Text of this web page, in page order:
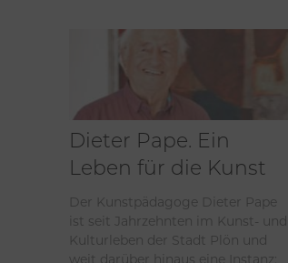
Dieter Pape. Ein
Leben für die Kunst
Der Kunstpädagoge Dieter Pape
ist seit Jahrzehnten im Kunst- und
Kulturleben der Stadt Plön und
weit darüber hinaus eine Instanz: